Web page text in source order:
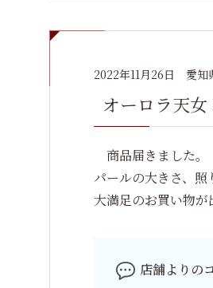
2022年11月26日 愛
オーロラ天
商品届きました。
パールの大きさ、照
大満足のお買い物が
店舗よりの